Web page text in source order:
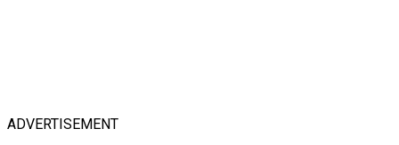
ADVERTISEMENT